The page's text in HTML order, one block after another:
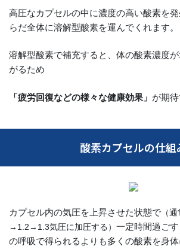
高圧なカプセルの中に濃度の高い酸素を
らだ全体に溶解型酸素を運んでくれます。
溶解型酸素で補充すると、体の酸素濃度
がるため
「疲労回復などの様々な健康効果」 が期待
酸素カプセルの仕組
カプセル内の気圧を上昇させた状態で （
→1.2→1.3気圧に加圧する） 一定時間過ご
の呼吸で得られるよりも多くの酸素を身